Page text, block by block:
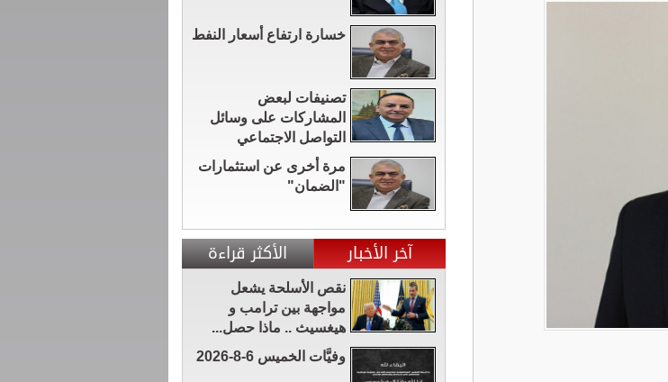
خسارة ارتفاع أسعار النفط
تصنيفات لبعض
المشاركات على وسائل
التواصل الاجتماعي
مرة أخرى عن استثمارات
"الضمان"
آخر الأخبار الأكثر قراءة
نقص الأسلحة يشعل
مواجهة بين ترامب و
هيغسيث .. ماذا حصل...
وفيَّات الخميس 6-8-2026